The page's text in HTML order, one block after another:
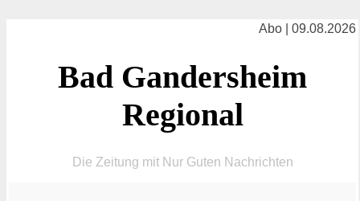
Abo | 09.08.2026
Bad Gandersheim
Regional
Die Zeitung mit Nur Guten Nachrichten